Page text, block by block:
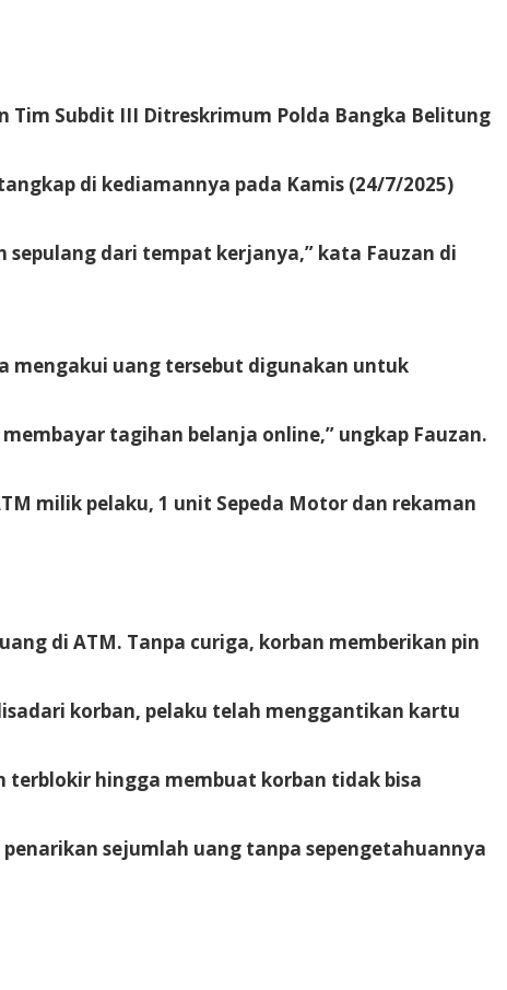
Tim Subdit III Ditreskrimum Polda Bangka Belitung
di kediamannya pada Kamis (24/7/2025)
dari tempat kerjanya,” kata Fauzan di
mengakui uang tersebut digunakan untuk
tagihan belanja online,” ungkap Fauzan.
milik pelaku, 1 unit Sepeda Motor dan rekaman
di ATM. Tanpa curiga, korban memberikan pin
korban, pelaku telah menggantikan kartu
terblokir hingga membuat korban tidak bisa
sejumlah uang tanpa sepengetahuannya